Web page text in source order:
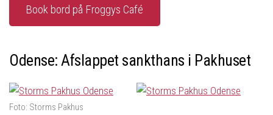
Book bord på Froggys Café
Odense: Afslappet sankthans i Pakhuset
Foto: Storms Pakhus